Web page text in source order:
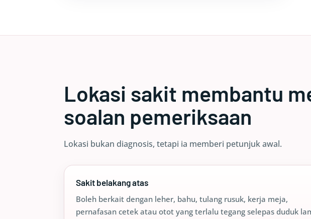
Lokasi sakit membantu
soalan pemeriksaan
Lokasi bukan diagnosis, tetapi ia memberi petunjuk awal.
Sakit belakang atas
Boleh berkait dengan leher, bahu, tulang rusuk, kerja meja,
pernafasan cetek atau otot yang terlalu tegang selepas duduk